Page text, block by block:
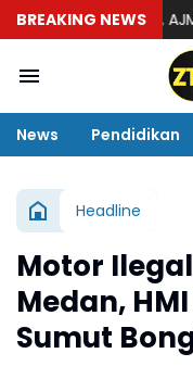
BREAKING NEWS
AJMI dan
News Pendidikan
Headline
Motor
Medan,
Sumut